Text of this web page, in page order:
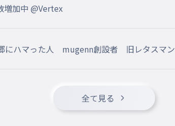
増加中 @Vertex
にハマった人 mugenn創設者 旧レタスマン
全て見る